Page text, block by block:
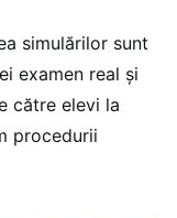
simulărilor sunt
examen real și
către elevi la
procedurii